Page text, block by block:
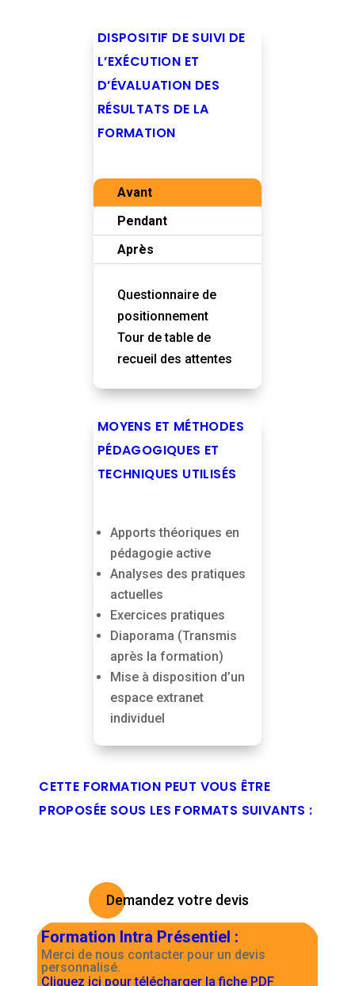
DISPOSITIF DE SUIVI DE
L’EXÉCUTION ET
D’ÉVALUATION DES
RÉSULTATS DE LA
FORMATION
Avant
Pendant
Après
Questionnaire de
positionnement
Tour de table de
recueil des attentes
MOYENS ET MÉTHODES
PÉDAGOGIQUES ET
TECHNIQUES UTILISÉS
Apports théoriques en
pédagogie active
Analyses des pratiques
actuelles
Exercices pratiques
Diaporama (Transmis
après la formation)
Mise à disposition d’un
espace extranet
individuel
CETTE FORMATION PEUT VOUS ÊTRE
PROPOSÉE SOUS LES FORMATS SUIVANTS :
Demandez votre devis
Formation Intra Présentiel :
Merci de nous contacter pour un devis
personnalisé.
Cliquez ici pour télécharger la fiche PDF